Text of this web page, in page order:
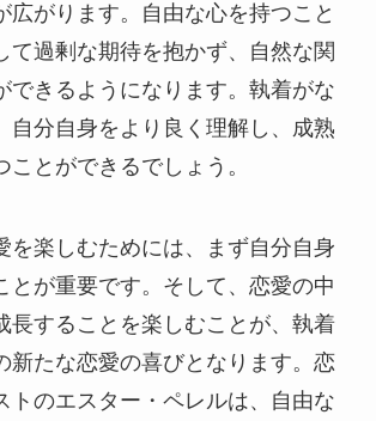
広がります。自由な心を持つこと
て過剰な期待を抱かず、自然な関
できるようになります。執着がな
自分自身をより良く理解し、成熟
ことができるでしょう。
を楽しむためには、まず自分自身
とが重要です。そして、恋愛の中
長することを楽しむことが、執着
新たな恋愛の喜びとなります。恋
トのエスター・ペレルは、自由な